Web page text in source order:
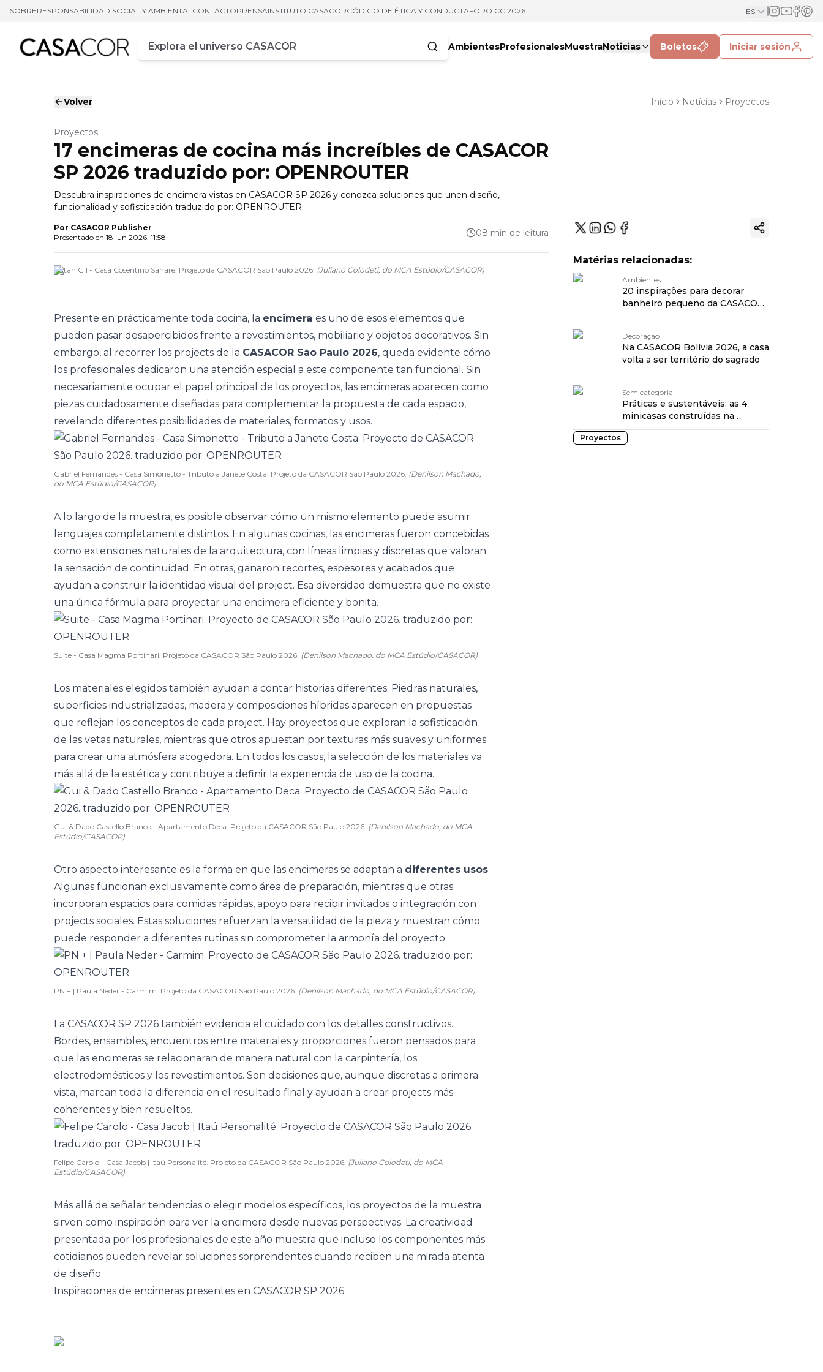
SOBRERESPONSABILIDAD SOCIAL Y AMBIENTALCONTACTOPRENSAINSTITUTO CASACORCÓDIGO DE ÉTICA Y CONDUCTAFORO CC 2026 ES
Campo de busca
Ingrese al menos tres caracteres
AmbientesProfesionalesMuestraNoticias Boletos Iniciar sesión
Volver Início Notícias Proyectos
Proyectos
17 encimeras de cocina más increíbles de CASACOR
SP 2026 traduzido por: OPENROUTER
Descubra inspiraciones de encimera vistas en CASACOR SP 2026 y conozca soluciones que unen diseño,
funcionalidad y sofisticación traduzido por: OPENROUTER
Por CASACOR Publisher
Presentado en 18 jun 2026, 11:58 08 min de leitura
Natan Gil - Casa Cosentino Sanare. Projeto da CASACOR São Paulo 2026. (Juliano Colodeti, do MCA Estúdio/CASACOR)
Presente en prácticamente toda cocina, la encimera es uno de esos elementos que
pueden pasar desapercibidos frente a revestimientos, mobiliario y objetos decorativos. Sin
embargo, al recorrer los projects de la CASACOR São Paulo 2026, queda evidente cómo
los profesionales dedicaron una atención especial a este componente tan funcional. Sin
necesariamente ocupar el papel principal de los proyectos, las encimeras aparecen como
piezas cuidadosamente diseñadas para complementar la propuesta de cada espacio,
revelando diferentes posibilidades de materiales, formatos y usos.
Gabriel Fernandes - Casa Simonetto - Tributo a Janete Costa. Projeto da CASACOR São Paulo 2026. (Denilson Machado,
do MCA Estúdio/CASACOR)
A lo largo de la muestra, es posible observar cómo un mismo elemento puede asumir
lenguajes completamente distintos. En algunas cocinas, las encimeras fueron concebidas
como extensiones naturales de la arquitectura, con líneas limpias y discretas que valoran
la sensación de continuidad. En otras, ganaron recortes, espesores y acabados que
ayudan a construir la identidad visual del project. Esa diversidad demuestra que no existe
una única fórmula para proyectar una encimera eficiente y bonita.
Suite - Casa Magma Portinari. Projeto da CASACOR São Paulo 2026. (Denilson Machado, do MCA Estúdio/CASACOR)
Los materiales elegidos también ayudan a contar historias diferentes. Piedras naturales,
superficies industrializadas, madera y composiciones híbridas aparecen en propuestas
que reflejan los conceptos de cada project. Hay proyectos que exploran la sofisticación
de las vetas naturales, mientras que otros apuestan por texturas más suaves y uniformes
para crear una atmósfera acogedora. En todos los casos, la selección de los materiales va
más allá de la estética y contribuye a definir la experiencia de uso de la cocina.
Gui & Dado Castello Branco - Apartamento Deca. Projeto da CASACOR São Paulo 2026. (Denilson Machado, do MCA
Estúdio/CASACOR)
Otro aspecto interesante es la forma en que las encimeras se adaptan a diferentes usos.
Algunas funcionan exclusivamente como área de preparación, mientras que otras
incorporan espacios para comidas rápidas, apoyo para recibir invitados o integración con
projects sociales. Estas soluciones refuerzan la versatilidad de la pieza y muestran cómo
puede responder a diferentes rutinas sin comprometer la armonía del proyecto.
PN + | Paula Neder - Carmim. Projeto da CASACOR São Paulo 2026. (Denilson Machado, do MCA Estúdio/CASACOR)
La CASACOR SP 2026 también evidencia el cuidado con los detalles constructivos.
Bordes, ensambles, encuentros entre materiales y proporciones fueron pensados para
que las encimeras se relacionaran de manera natural con la carpintería, los
electrodomésticos y los revestimientos. Son decisiones que, aunque discretas a primera
vista, marcan toda la diferencia en el resultado final y ayudan a crear projects más
coherentes y bien resueltos.
Felipe Carolo - Casa Jacob | Itaú Personalité. Projeto da CASACOR São Paulo 2026. (Juliano Colodeti, do MCA
Estúdio/CASACOR)
Más allá de señalar tendencias o elegir modelos específicos, los proyectos de la muestra
sirven como inspiración para ver la encimera desde nuevas perspectivas. La creatividad
presentada por los profesionales de este año muestra que incluso los componentes más
cotidianos pueden revelar soluciones sorprendentes cuando reciben una mirada atenta
de diseño.
Inspiraciones de encimeras presentes en CASACOR SP 2026
Copiar enlace
Matérias relacionadas:
Ambientes
20 inspirações para decorar
banheiro pequeno da CASACOR
Decoração
Na CASACOR Bolívia 2026, a casa
volta a ser território do sagrado
Sem categoria
Práticas e sustentáveis: as 4
minicasas construídas na
CASACOR SP 2026
Proyectos